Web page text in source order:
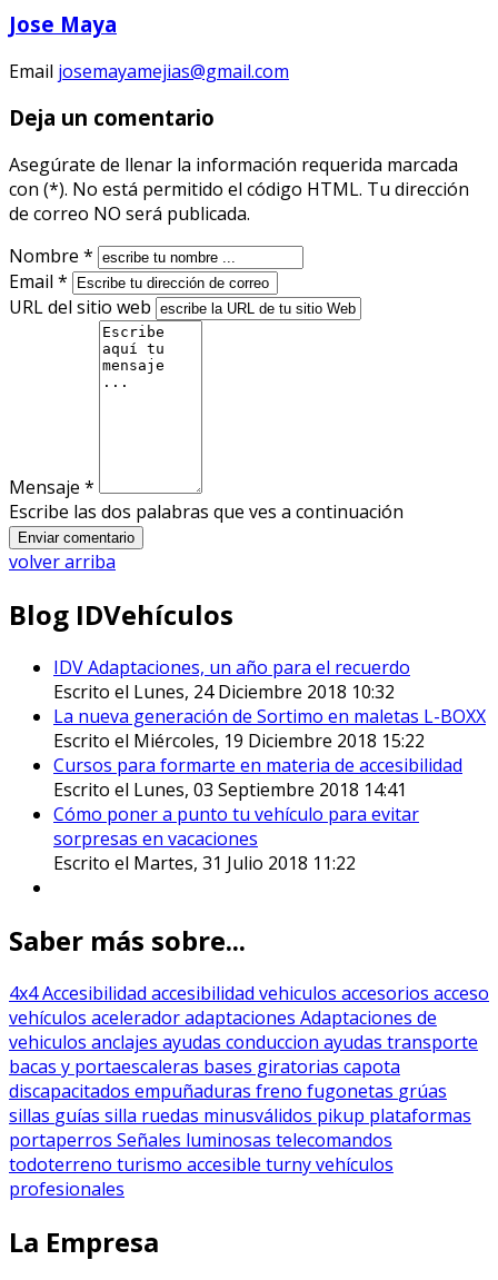
Jose Maya
Email josemayamejias@gmail.com
Deja un comentario
Asegúrate de llenar la información requerida marcada
con (*). No está permitido el código HTML. Tu dirección
de correo NO será publicada.
Nombre *
Email *
URL del sitio web
Mensaje *
Escribe las dos palabras que ves a continuación
volver arriba
Blog IDVehículos
IDV Adaptaciones, un año para el recuerdo
Escrito el Lunes, 24 Diciembre 2018 10:32
La nueva generación de Sortimo en maletas L-BOXX
Escrito el Miércoles, 19 Diciembre 2018 15:22
Cursos para formarte en materia de accesibilidad
Escrito el Lunes, 03 Septiembre 2018 14:41
Cómo poner a punto tu vehículo para evitar
sorpresas en vacaciones
Escrito el Martes, 31 Julio 2018 11:22
Saber más sobre...
4x4Accesibilidad accesibilidad vehiculos accesorios acceso
vehículos aceleradoradaptaciones Adaptaciones de
vehiculos anclajes ayudas conduccion ayudas transporte
bacas y portaescaleras bases giratorias capota
discapacitados empuñaduras freno fugonetas grúas
sillas guías silla ruedas minusválidos pikup plataformas
portaperros Señales luminosas telecomandos
todoterreno turismo accesible turnyvehículos
profesionales
La Empresa